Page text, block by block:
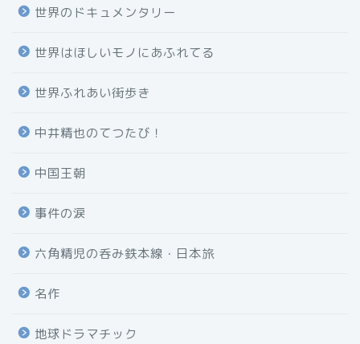
世界のドキュメンタリー
世界はほしいモノにあふれてる
世界ふれあい街歩き
中井精也のてつたび！
中国王朝
事件の涙
六角精児の呑み鉄本線・日本旅
名作
地球ドラマチック